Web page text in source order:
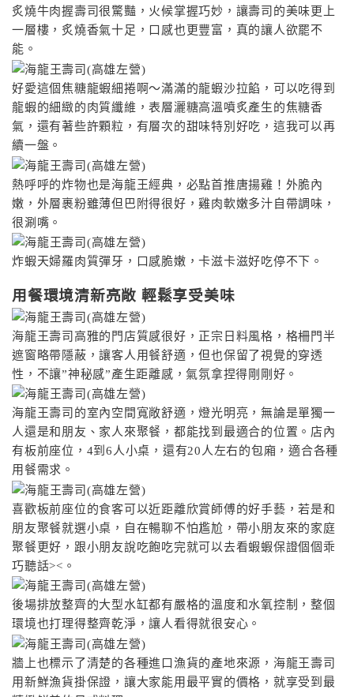
炙燒牛肉握壽司很驚豔，火候掌握巧妙，讓壽司的美味更上
一層樓，炙燒香氣十足，口感也更豐富，真的讓人欲罷不
能。
好愛這個焦糖龍蝦細捲啊〜滿滿的龍蝦沙拉餡，可以吃得到
龍蝦的細緻的肉質纖維，表層灑糖高溫噴炙產生的焦糖香
氣，還有著些許顆粒，有層次的甜味特別好吃，這我可以再
續一盤。
熱呼呼的炸物也是海龍王經典，必點首推唐揚雞！外脆內
嫩，外層裹粉雖薄但巴附得很好，雞肉軟嫩多汁自帶調味，
很涮嘴。
炸蝦天婦羅肉質彈牙，口感脆嫩，卡滋卡滋好吃停不下。
用餐環境清新亮敞 輕鬆享受美味
海龍王壽司高雅的門店質感很好，正宗日料風格，格柵門半
遮窗略帶隱蔽，讓客人用餐舒適，但也保留了視覺的穿透
性，不讓”神秘感”產生距離感，氣氛拿捏得剛剛好。
海龍王壽司的室內空間寬敞舒適，燈光明亮，無論是單獨一
人還是和朋友、家人來聚餐，都能找到最適合的位置。店內
有板前座位，4到6人小桌，還有20人左右的包廂，適合各種
用餐需求。
喜歡板前座位的食客可以近距離欣賞師傅的好手藝，若是和
朋友聚餐就選小桌，自在暢聊不怕尷尬，帶小朋友來的家庭
聚餐更好，跟小朋友說吃飽吃完就可以去看蝦蝦保證個個乖
巧聽話><。
後場排放整齊的大型水缸都有嚴格的溫度和水氧控制，整個
環境也打理得整齊乾淨，讓人看得就很安心。
牆上也標示了清楚的各種進口漁貨的產地來源，海龍王壽司
用新鮮漁貨掛保證，讓大家能用最平實的價格，就享受到最